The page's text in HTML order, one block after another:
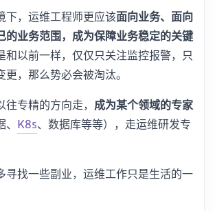
下，运维工程师更应该面向业务、面向
的业务范围，成为保障业务稳定的关键
和以前一样，仅仅只关注监控报警，只
，那么势必会被淘汰。
专精的方向走， 成为某个领域的专家
K8s、数据库等等），走运维研发专
寻找一些副业，运维工作只是生活的一